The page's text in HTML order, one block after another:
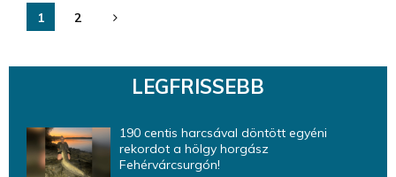
Bejegyzések
1 2
LEGFRISSEBB
190 centis harcsával döntött egyéni
rekordot a hölgy horgász
Fehérvárcsurgón!